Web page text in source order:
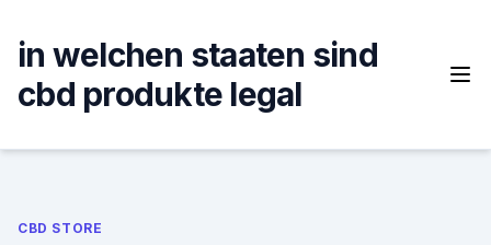
content
in welchen staaten sind
cbd produkte legal
CBD STORE